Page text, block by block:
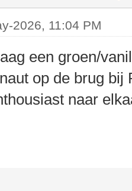
2026, 11:04 PM
een groen/
op de brug bij
naar